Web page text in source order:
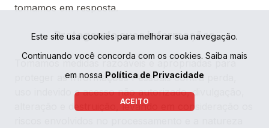
tomamos em resposta.
Protegendo suas informações
proteger as Informações Pessoais contra perda,
uso indevido e acesso não autorizado, divulgação,
alteração e destruição, levando em consideração os
Este site usa cookies para melhorar sua navegação.
Continuando você concorda com os cookies. Saiba mais
em nossa Política de Privacidade
ACEITO